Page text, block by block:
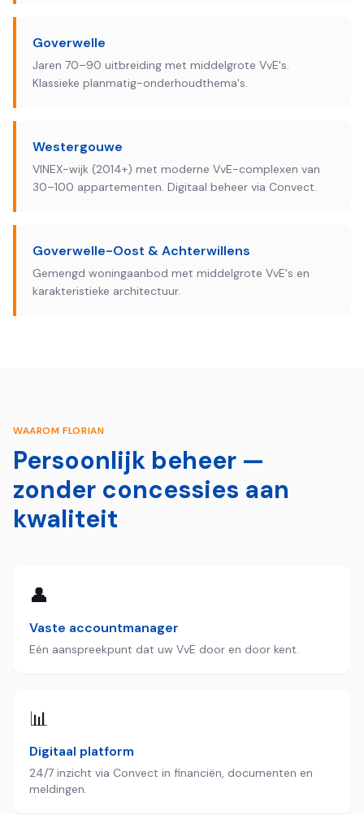
Goverwelle
Jaren 70–90 uitbreiding met middelgrote VvE's.
Klassieke planmatig-onderhoudthema's.
Westergouwe
VINEX-wijk (2014+) met moderne VvE-complexen van
30–100 appartementen. Digitaal beheer via Convect.
Goverwelle-Oost & Achterwillens
Gemengd woningaanbod met middelgrote VvE's en
karakteristieke architectuur.
WAAROM FLORIAN
Persoonlijk beheer —
zonder concessies aan
kwaliteit
👤
Vaste accountmanager
Eén aanspreekpunt dat uw VvE door en door kent.
📊
Digitaal platform
24/7 inzicht via Convect in financiën, documenten en
meldingen.